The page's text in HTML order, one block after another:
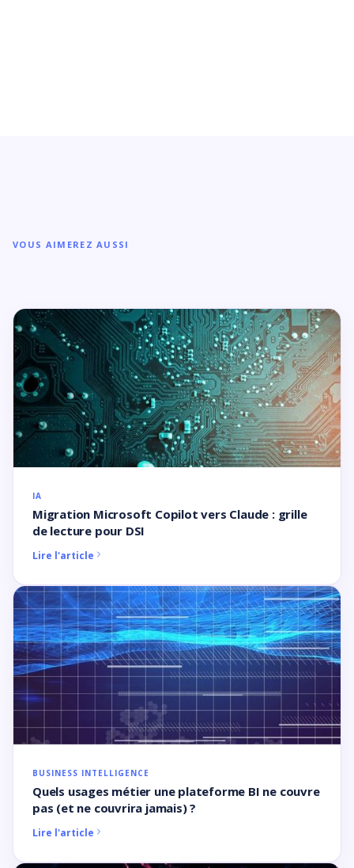
VOUS AIMEREZ AUSSI
IA
Migration Microsoft Copilot vers Claude : grille
de lecture pour DSI
Lire l'article
BUSINESS INTELLIGENCE
Quels usages métier une plateforme BI ne couvre
pas (et ne couvrira jamais) ?
Lire l'article